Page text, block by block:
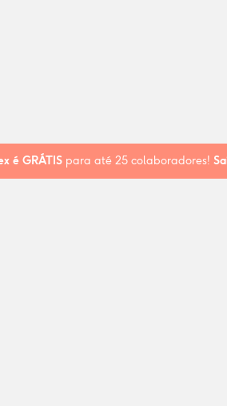
é GRÁTIS para até 25 colaboradores!